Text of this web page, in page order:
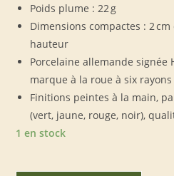
Poids plume : 22 g
Dimensions compactes : 2
hauteur
Porcelaine allemande signée
marque à la roue à six rayons
Finitions peintes à la main,
(vert, jaune, rouge, noir),
1 en stock